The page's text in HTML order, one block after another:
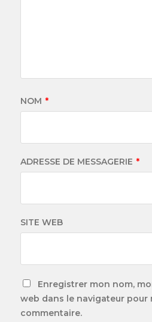
NOM *
ADRESSE DE MESSAGERIE *
SITE WEB
Enregistrer mon nom,
web dans le navigateur pour
commentaire.